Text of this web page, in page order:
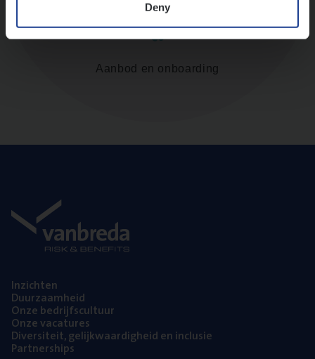
Deny
Aanbod en onboarding
Inzich­ten
Duur­zaam­heid
Onze bedrijfs­cul­tuur
Onze vaca­tu­res
Diver­si­teit, gelijk­waar­dig­heid en inclusie
Part­ner­ships